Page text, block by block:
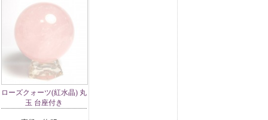
ローズクォーツ(紅水晶) 丸
玉 台座付き